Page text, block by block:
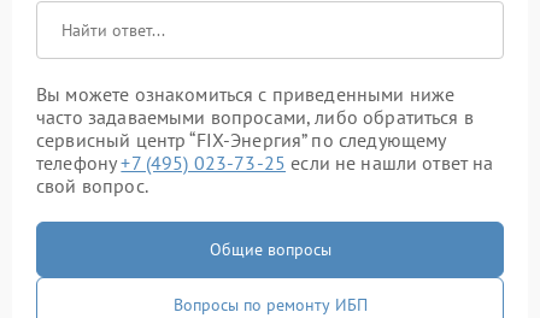
Вы можете ознакомиться с приведенными ниже
часто задаваемыми вопросами, либо обратиться в
сервисный центр “FIX-Энергия” по следующему
телефону+7 (495) 023-73-25 если не нашли ответ на
свой вопрос.
Общие вопросы
Вопросы по ремонту ИБП